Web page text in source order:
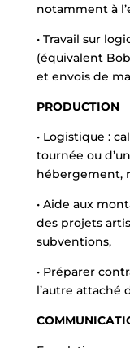
notamment à
• Travail sur
(équivalent
et envois de
PRODUCTION
• Logistique :
tournée ou
hébergement,
• Aide aux
des projets
subventions,
• Préparer
l’autre attaché